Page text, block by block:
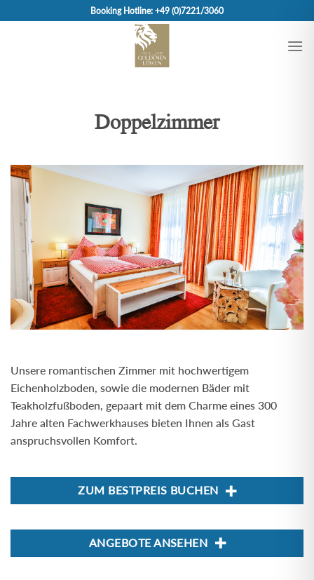
to
Booking Hotline: +49 (0)7221/3060
Doppelzimmer
Unsere romantischen Zimmer mit hochwertigem
Eichenholzboden, sowie die modernen Bäder mit
Teakholzfußboden, gepaart mit dem Charme eines 300
Jahre alten Fachwerkhauses bieten Ihnen als Gast
anspruchsvollen Komfort.
ZUM BESTPREIS BUCHEN
ANGEBOTE ANSEHEN